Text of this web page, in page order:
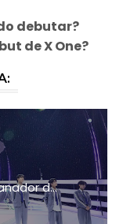
debutar?
de X One?
d...